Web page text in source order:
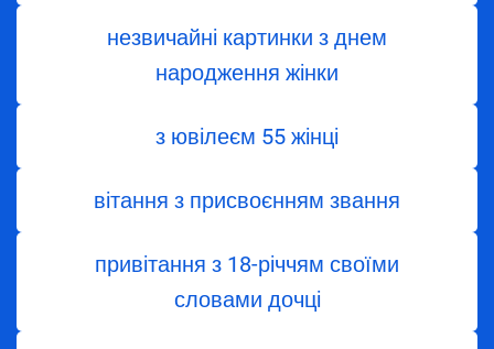
незвичайні картинки з днем
народження жінки
з ювілеєм 55 жінці
вітання з присвоєнням звання
привітання з 18-річчям своїми
словами дочці